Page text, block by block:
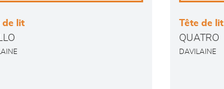
de lit
Tête de lit
QUATRO
DAVILAINE